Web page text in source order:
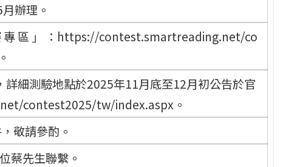
辦理。
專 區 」 ：https://contest.smartreading.net/co
細測驗地點於2025年11月底至12月初公告於官
contest2025/tw/index.aspx。
敬請參酌。
蔡先生聯繫。